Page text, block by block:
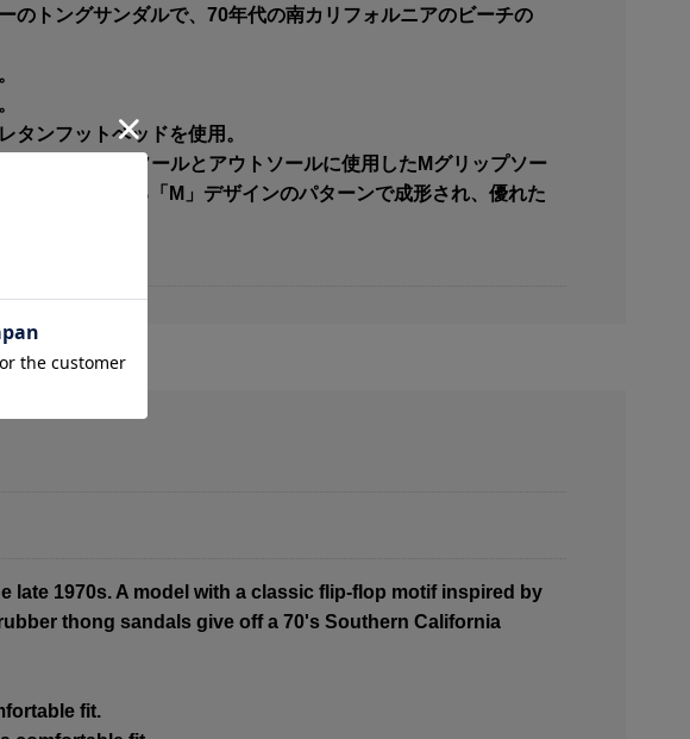
のトングサンダルで、70年代の南カリフォルニアのビーチの
タンフットベッドを使用。
いEVAミッドソールとアウトソールに使用したMグリップソー
メージでもある「M」デザインのパターンで成形され、優れた
late 1970s. A model with a classic flip-flop motif inspired by
thong sandals give off a 70's Southern California
fit.